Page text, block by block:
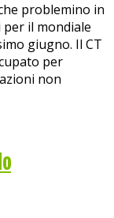
problemino in
per il mondiale
giugno. Il CT
per
non